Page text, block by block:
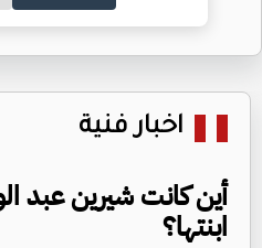
اخبار فنية
أين كانت شيرين عبد
ابنتها؟